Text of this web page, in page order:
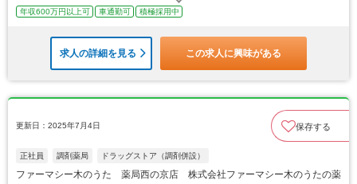
年収600万円以上可 車通勤可 積極採用中
求人の詳細を見る この求人に興味がある
更新日：2025年7月4日 保存する
正社員 調剤薬局 ドラッグストア（調剤併設）
ファーマシー木のうた 薬局西の京店 株式会社ファーマシー木のうたの薬